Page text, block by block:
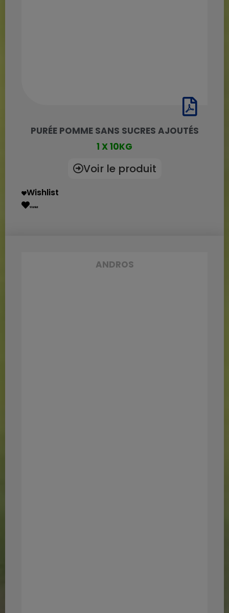
PURÉE POMME SANS SUCRES AJOUTÉS
1 X 10KG
Voir le produit
Wishlist
Wishlist
ANDROS